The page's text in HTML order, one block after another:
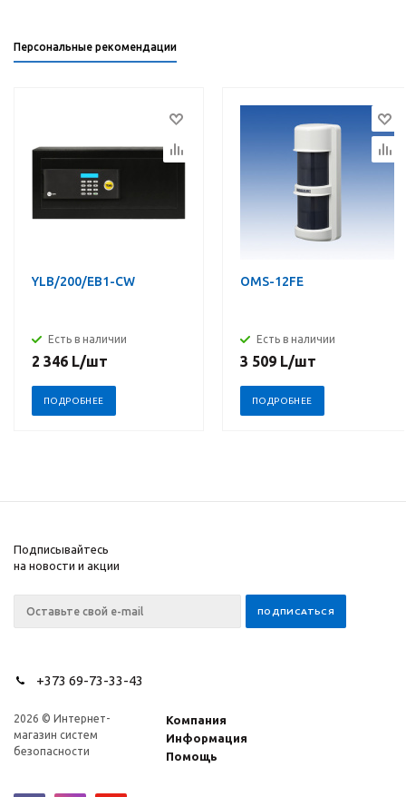
Персональные рекомендации
YLB/200/EB1-CW
Есть в наличии
2 346 L/шт
ПОДРОБНЕЕ
OMS-12FE
Есть в наличии
3 509 L/шт
ПОДРОБНЕЕ
Подписывайтесь
на новости и акции
+373 69-73-33-43
2026 © Интернет-
магазин систем
безопасности
Компания
Информация
Помощь